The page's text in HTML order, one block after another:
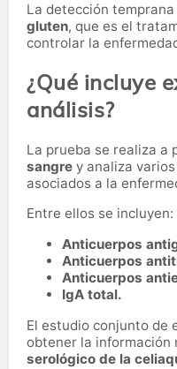
La detección
gluten, que es el
controlar la
¿Qué incluye
análisis?
La prueba se realiza a
sangre y analiza
asociados a la
Entre ellos se incluyen:
Anticuerpos
Anticuerpos
Anticuerpos
IgA total.
El estudio conjunto de
obtener la información
serológico de la